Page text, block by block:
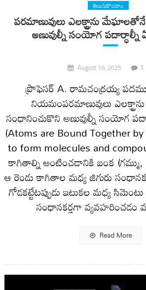
తెలుసుకొందాం
పరమాణువులు ఎలక్ట్రాను
అణువుల్నీ సంయోగ పదార్ధాల్నీ
August 16, 2025 1
ప్రొఫెసర్ A. రామచంద్రయ్య
నియమంపరమాణువులు
సంధానించుకొని అణువుల్నీ సంయోగ
(Atoms are Bound Together
to form molecules and
కాగితాల్ని అంటించడానికి బంక (గమ్ము,
ఆ రెండు కాగితాల మధ్య జిగురు
గోడకట్టేటప్పుడు ఇటుకల మధ్య
సంధానకర్తగా వ్యవహరించడం
Read More